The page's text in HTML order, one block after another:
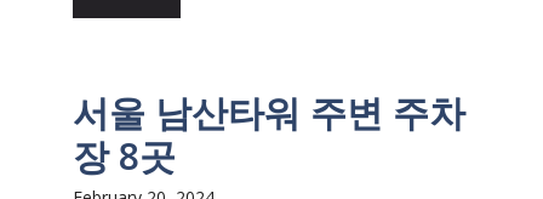
서울 남산타워 주변 주차
장 8곳